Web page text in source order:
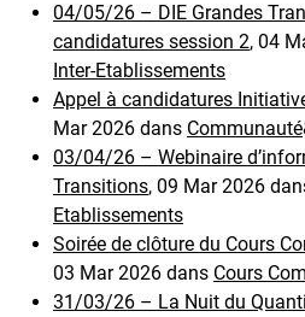
04/05/26 – DIE Grandes
candidatures session 2, 04
Inter-Etablissements
Appel à candidatures
Mar 2026 dans Communauté
03/04/26 – Webinaire
Transitions, 09 Mar 2026
Etablissements
Soirée de clôture du Cours
03 Mar 2026 dans Cours
31/03/26 – La Nuit du